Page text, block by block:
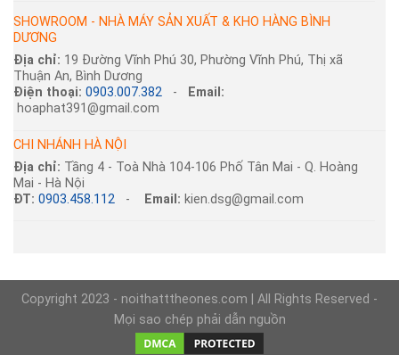
SHOWROOM - NHÀ MÁY SẢN XUẤT & KHO HÀNG BÌNH
DƯƠNG
Địa chỉ: 19 Đường Vĩnh Phú 30, Phường Vĩnh Phú, Thị xã
Thuận An, Bình Dương
Điện thoại: 0903.007.382- Email:
hoaphat391@gmail.com
CHI NHÁNH HÀ NỘI
Địa chỉ: Tầng 4 - Toà Nhà 104-106 Phố Tân Mai - Q. Hoàng
Mai - Hà Nội
ĐT: 0903.458.112- Email: kien.dsg@gmail.com
Copyright 2023 - noithatttheones.com | All Rights Reserved -
Mọi sao chép phải dẫn nguồn